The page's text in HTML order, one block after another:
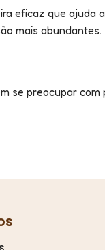
eficaz que
mais abundantes.
se preocupar